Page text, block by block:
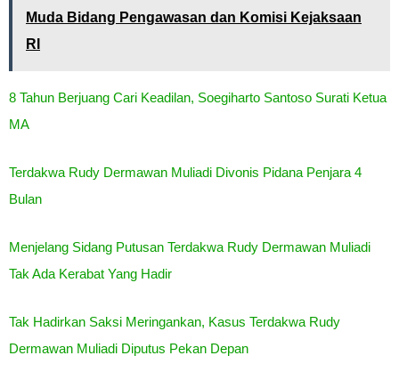
Muda Bidang Pengawasan dan Komisi Kejaksaan
RI
8 Tahun Berjuang Cari Keadilan, Soegiharto Santoso Surati Ketua
MA
Terdakwa Rudy Dermawan Muliadi Divonis Pidana Penjara 4
Bulan
Menjelang Sidang Putusan Terdakwa Rudy Dermawan Muliadi
Tak Ada Kerabat Yang Hadir
Tak Hadirkan Saksi Meringankan, Kasus Terdakwa Rudy
Dermawan Muliadi Diputus Pekan Depan